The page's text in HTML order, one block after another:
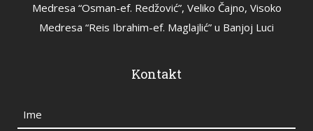
Medresa “Osman-ef. Redžović”, Veliko Čajno, Visoko
Medresa “Reis Ibrahim-ef. Maglajlić” u Banjoj Luci
Kontakt
Ime